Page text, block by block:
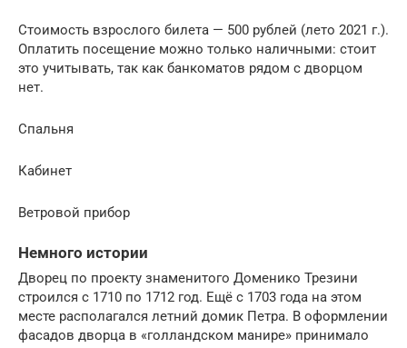
Стоимость взрослого билета — 500 рублей (лето 2021 г.).
Оплатить посещение можно только наличными: стоит
это учитывать, так как банкоматов рядом с дворцом
нет.
Спальня
Кабинет
Ветровой прибор
Немного истории
Дворец по проекту знаменитого Доменико Трезини
строился с 1710 по 1712 год. Ещё с 1703 года на этом
месте располагался летний домик Петра. В оформлении
фасадов дворца в «голландском манире» принимало